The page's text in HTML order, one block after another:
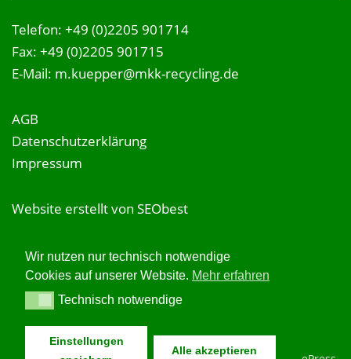
Telefon: +49 (0)2205 901714
Fax: +49 (0)2205 901715
E-Mail: m.kuepper@mkk-recycling.de
AGB
Datenschutzerklärung
Impressum
Website erstellt von SEObest
Wir nutzen nur technisch notwendige
Cookies auf unserer Website. Mehr erfahren
Technisch notwendige
Technisch notwendige
Einstellungen
Alle akzeptieren